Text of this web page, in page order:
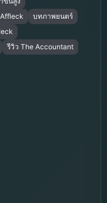
บทภาพยนตร์
รีวิว The Accountant